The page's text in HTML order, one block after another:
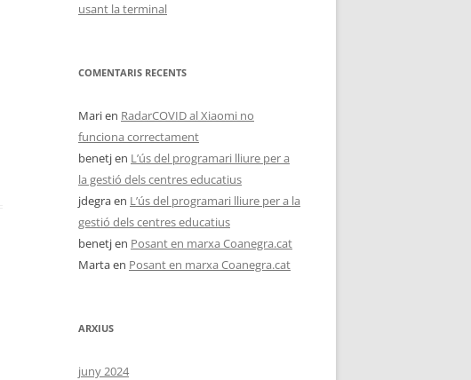
usant la terminal
COMENTARIS RECENTS
Marien RadarCOVID al Xiaomi no
funciona correctament
benetjen L’ús del programari lliure per a
la gestió dels centres educatius
jdegraen L’ús del programari lliure per a la
gestió dels centres educatius
benetjen Posant en marxa Coanegra.cat
Martaen Posant en marxa Coanegra.cat
ARXIUS
juny 2024